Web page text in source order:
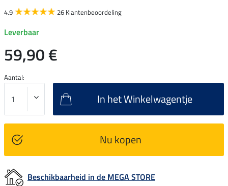
4.9 26 Klantenbeoordeling
Leverbaar
59,90 €
Aantal:
In het Winkelwagentje
Nu kopen
Beschikbaarheid in de MEGA STORE